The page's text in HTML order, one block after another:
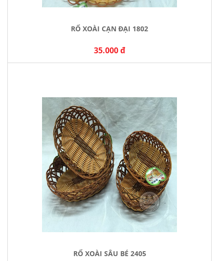
RỔ XOÀI CẠN ĐẠI 1802
35.000 đ
RỔ XOÀI SÂU BÉ 2405